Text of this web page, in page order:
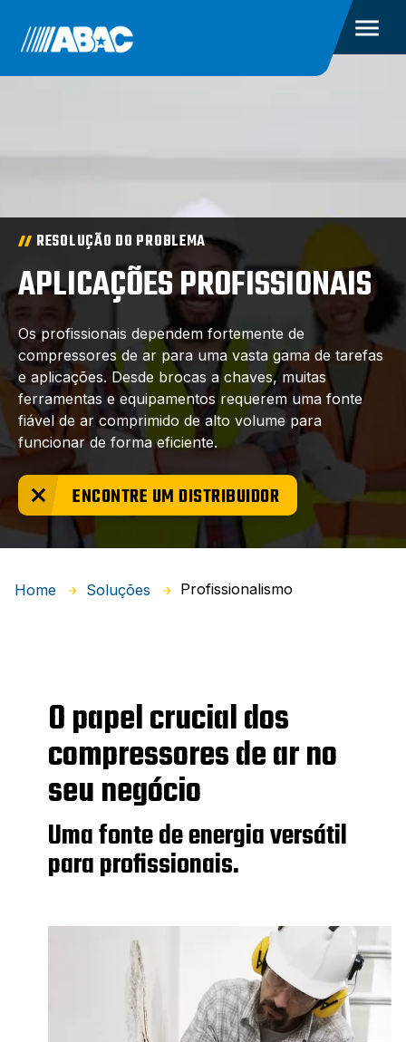
RESOLUÇÃO DO PROBLEMA
APLICAÇÕES PROFISSIONAIS
Os profissionais dependem fortemente de
compressores de ar para uma vasta gama de tarefas
e aplicações. Desde brocas a chaves, muitas
ferramentas e equipamentos requerem uma fonte
fiável de ar comprimido de alto volume para
funcionar de forma eficiente.
ENCONTRE UM DISTRIBUIDOR
Home Soluções Profissionalismo
O papel crucial dos
compressores de ar no
seu negócio
Uma fonte de energia versátil
para profissionais.